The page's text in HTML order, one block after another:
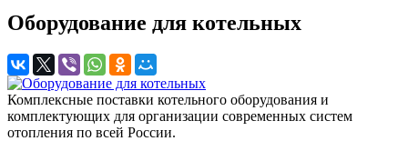
Оборудование для котельных
Комплексные поставки котельного оборудования и
комплектующих для организации современных систем
отопления по всей России.